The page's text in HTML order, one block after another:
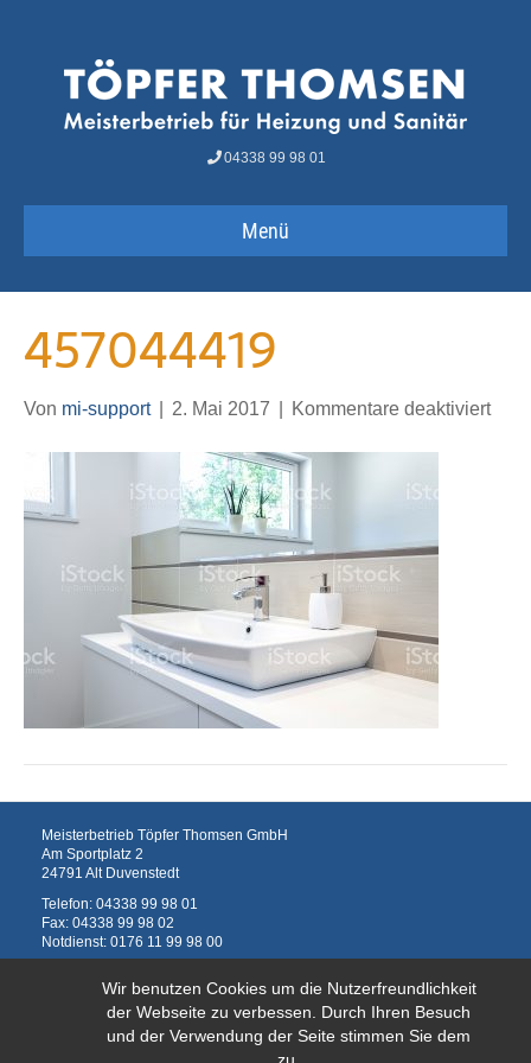
Wir benutzen Cookies um die Nutzerfreundlichkeit
der Webseite zu verbessen. Durch Ihren Besuch
und der Verwendung der Seite stimmen Sie dem
04338 99 98 01
Menü
457044419
Von mi-support 2. Mai 2017 Kommentare deaktiviertfür
Meisterbetrieb Töpfer Thomsen GmbH
Am Sportplatz 2
24791 Alt Duvenstedt
Telefon: 04338 99 98 01
Fax: 04338 99 98 02
Notdienst: 0176 11 99 98 00
Impressum
Hinweise zum Datenschutz